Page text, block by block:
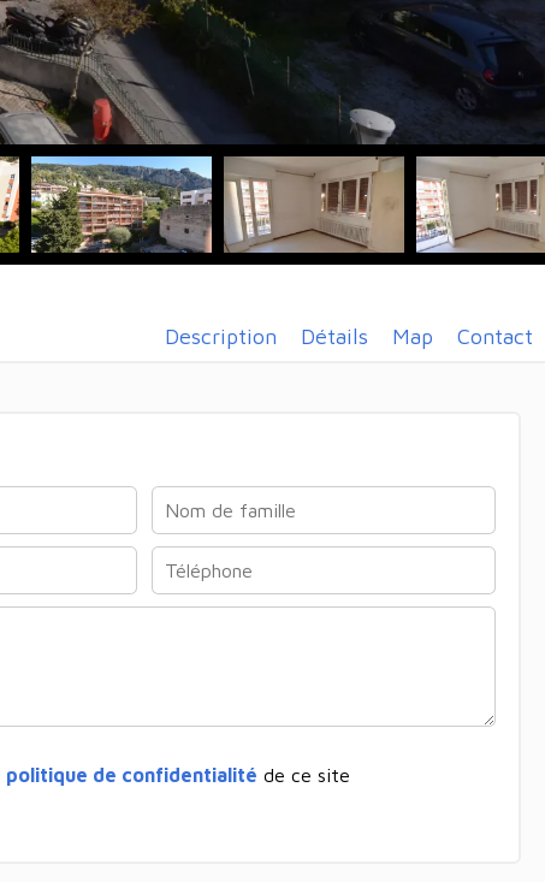
Description Détails Map Contact
politique de confidentialité de ce site